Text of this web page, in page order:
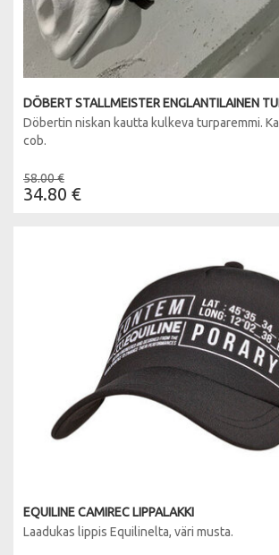
DÖBERT STALLMEISTER ENGLANTILAINEN
Döbertin niskan kautta kulkeva turparemmi.
cob.
58.00 €
34.80 €
EQUILINE CAMIREC LIPPALAKKI
Laadukas lippis Equilinelta, väri musta.